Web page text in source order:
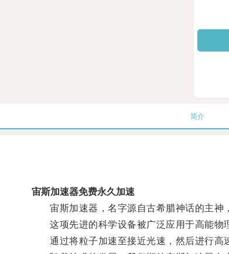
简介
宙斯加速器免费永久加速
宙斯加速器，名字源自古希腊神话的主神
这项先进的科学设备被广泛应用于高能物
通过将粒子加速至接近光速，然后进行高